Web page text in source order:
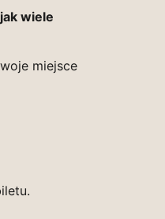
wiele
miejsce